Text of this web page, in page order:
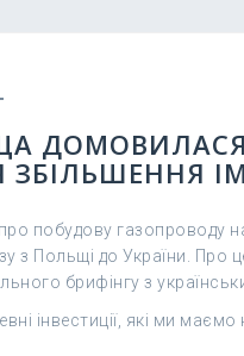
побудову газопроводу
з Польщі до України. Про
брифінгу з
інвестиції, які ми